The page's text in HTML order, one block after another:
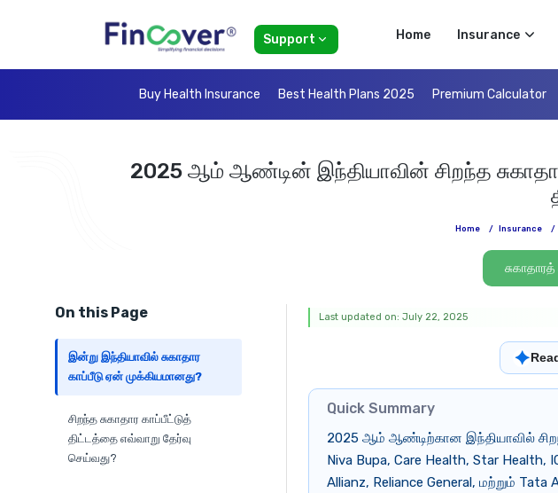
Support Home Insurance
Buy Health Insurance Best Health Plans 2025 Premium Calculator
2025 ஆம் ஆண்டின் இந்தியாவின் சிறந்த சுகாதார
Home / Insurance /
On this Page
இன்று இந்தியாவில் சுகாதார
காப்பீடு ஏன் முக்கியமானது?
சிறந்த சுகாதார காப்பீட்டுத்
திட்டத்தை எவ்வாறு தேர்வு
செய்வது?
Last updated on: July 22, 2025
✦
Quick Summary
2025 ஆம் ஆண்டிற்கான இந்தியாவில்
Niva Bupa, Care Health, Star Health,
Allianz, Reliance General, மற்றும்